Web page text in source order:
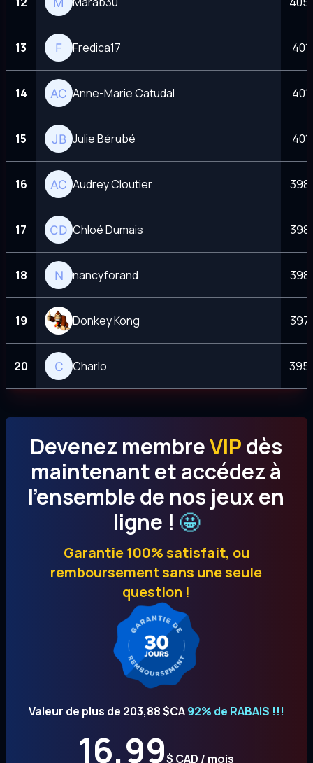
13 Fredica17
14 Anne-Marie Catudal
15 Julie Bérubé
16 Audrey Cloutier 398
17 Chloé Dumais 398
18 nancyforand 398
19 Donkey Kong 397
20 Charlo 395
Devenez membreVIPdès
maintenant et accédez à
l’ensemble de nos jeux en
ligne ! 🤩
Garantie 100% satisfait, ou
remboursement sans une seule
question !
Valeur de plus de 203,88 $CA92% de RABAIS !!!
16,99$ CAD / mois